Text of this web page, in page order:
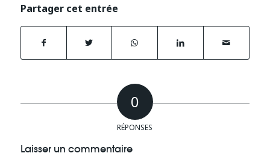
Partager cet entrée
0
RÉPONSES
Laisser un commentaire